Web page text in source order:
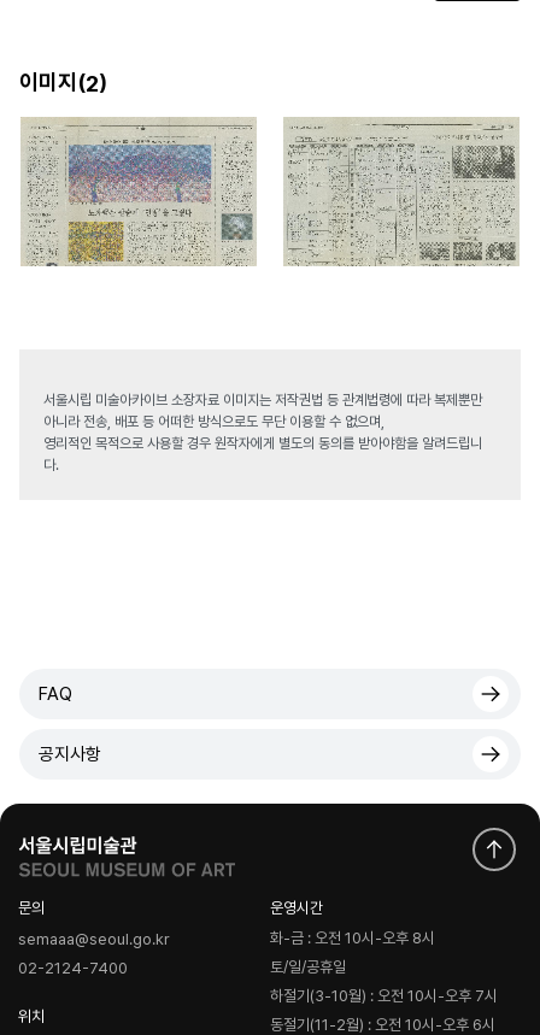
이미지(2)
서울시립 미술아카이브 소장자료 이미지는 저작권법 등 관계법령에 따라 복제뿐만
아니라 전송, 배포 등 어떠한 방식으로도 무단 이용할 수 없으며,
영리적인 목적으로 사용할 경우 원작자에게 별도의 동의를 받아야함을 알려드립니
다.
FAQ
공지사항
문의
semaaa@seoul.go.kr
02-2124-7400
위치
운영시간
화-금 : 오전 10시-오후 8시
토/일/공휴일
하절기(3-10월) : 오전 10시-오후 7시
동절기(11-2월) : 오전 10시-오후 6시